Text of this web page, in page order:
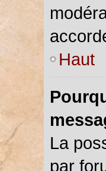
Haut
La
par